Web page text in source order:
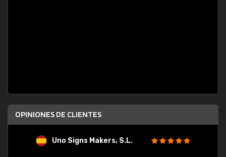
OPINIONES DE CLIENTES
Uno Signs Makers, S.L.